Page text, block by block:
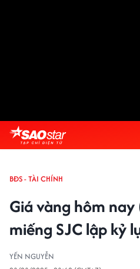
BĐS - TÀI CHÍNH
Giá vàng hôm
miếng SJC lập kỷ
YẾN NGUYỄN